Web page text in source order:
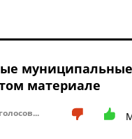
муниципальные
материале